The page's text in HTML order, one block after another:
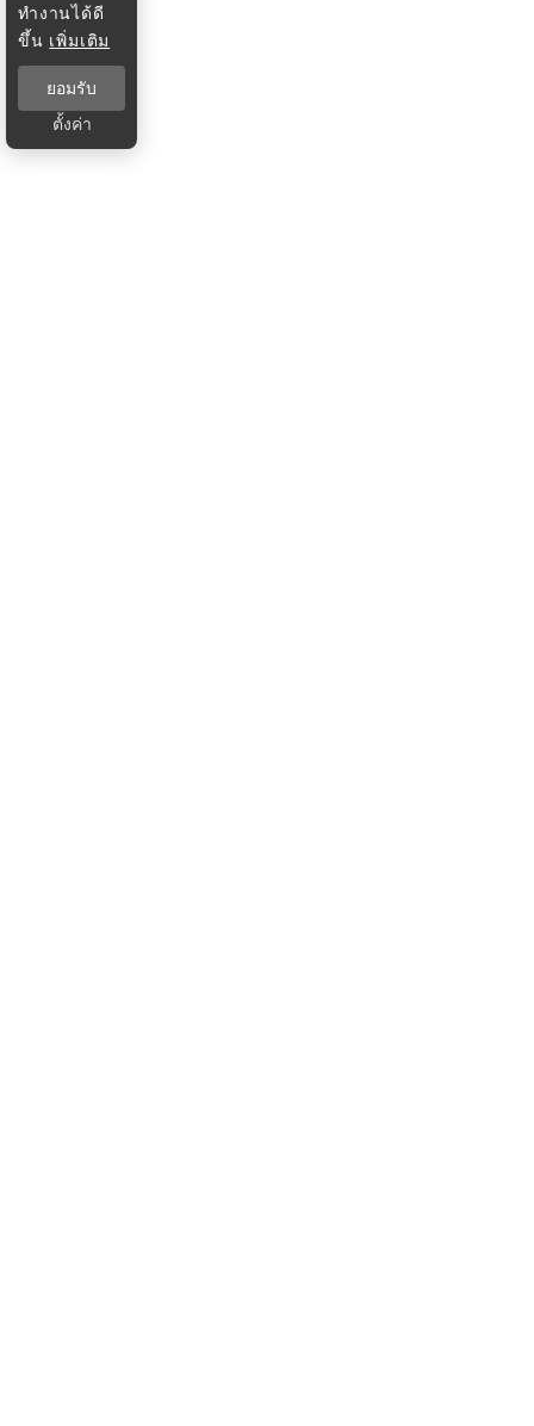
ทำงานได้ดี
ขึ้น เพิ่มเติม
ยอมรับ
ตั้งค่า